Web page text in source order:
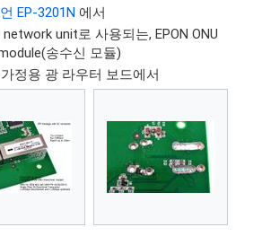
EP-3201N 에서
unit로 사용되는, EPON ONU
송수신 모듈)
정용 광 라우터 보드에서